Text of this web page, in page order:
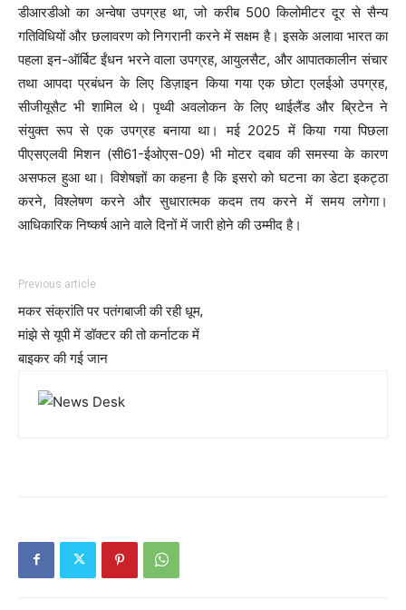
डीआरडीओ का अन्वेषा उपग्रह था, जो करीब 500 किलोमीटर दूर से सैन्य
गतिविधियों और छलावरण को निगरानी करने में सक्षम है। इसके अलावा भारत का
पहला इन-ऑर्बिट ईंधन भरने वाला उपग्रह, आयुलसैट, और आपातकालीन संचार
तथा आपदा प्रबंधन के लिए डिज़ाइन किया गया एक छोटा एलईओ उपग्रह,
सीजीयूसैट भी शामिल थे। पृथ्वी अवलोकन के लिए थाईलैंड और ब्रिटेन ने
संयुक्त रूप से एक उपग्रह बनाया था। मई 2025 में किया गया पिछला
पीएसएलवी मिशन (सी61-ईओएस-09) भी मोटर दबाव की समस्या के कारण
असफल हुआ था। विशेषज्ञों का कहना है कि इसरो को घटना का डेटा इकट्ठा
करने, विश्लेषण करने और सुधारात्मक कदम तय करने में समय लगेगा।
आधिकारिक निष्कर्ष आने वाले दिनों में जारी होने की उम्मीद है।
Previous article
मकर संक्रांति पर पतंगबाजी की रही धूम,
मांझे से यूपी में डॉक्टर की तो कर्नाटक में
बाइकर की गई जान